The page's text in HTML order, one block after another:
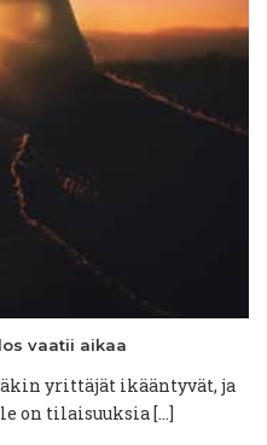
vaatii aikaa
yrittäjät ikääntyvät, ja
on tilaisuuksia […]